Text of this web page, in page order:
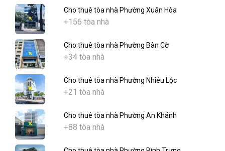
Cho thuê tòa nhà Phường Xuân Hòa
+156 tòa nhà
Cho thuê tòa nhà Phường Bàn Cờ
+34 tòa nhà
Cho thuê tòa nhà Phường Nhiêu Lộc
+21 tòa nhà
Cho thuê tòa nhà Phường An Khánh
+88 tòa nhà